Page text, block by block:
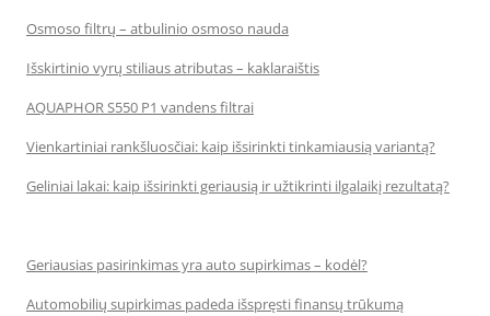
Osmoso filtrų – atbulinio osmoso nauda
Išskirtinio vyrų stiliaus atributas – kaklaraištis
AQUAPHOR S550 P1 vandens filtrai
Vienkartiniai rankšluosčiai: kaip išsirinkti tinkamiausią variantą?
Geliniai lakai: kaip išsirinkti geriausią ir užtikrinti ilgalaikį rezultatą?
Geriausias pasirinkimas yra auto supirkimas – kodėl?
Automobilių supirkimas padeda išspręsti finansų trūkumą